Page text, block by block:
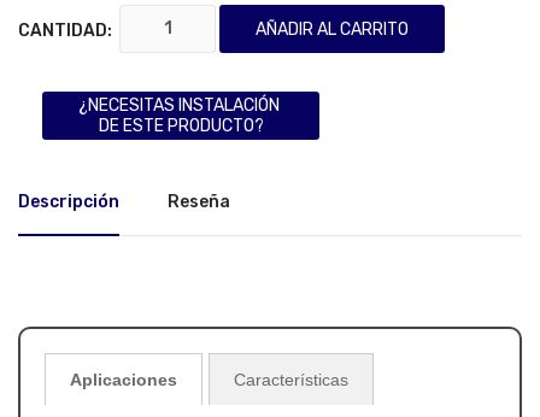
CANTIDAD: AÑADIR AL CARRITO
¿NECESITAS INSTALACIÓN
DE ESTE PRODUCTO?
Descripción Reseña
Aplicaciones Características